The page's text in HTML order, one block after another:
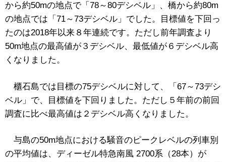
から約50mの地点で「78～80デシベル」、橋から約80m
の地点では「71～73デシベル」でした。目標値を下回っ
たのは2018年以来８年連続です。ただし前年調査より
50m地点の最高値が３デシベル、最低値が６デシベル高
くなりました。
櫃石島では目標の75デシベルに対して、「67～73デシ
ベル」で、目標値を下回りました。ただし５年前の前回
調査に比べ最高値は２デシベル高くなりました。
与島の50m地点における騒音のピークレベルの列車別
の平均値は、ディーゼル特急南風 2700系（28本）が